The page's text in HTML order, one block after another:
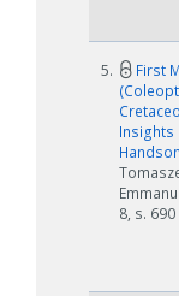
5.
First
Insights
8, s. 690